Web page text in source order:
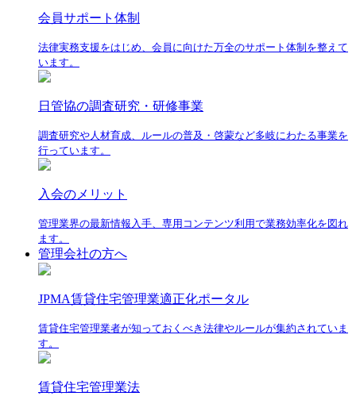
会員サポート体制
法律実務支援をはじめ、会員に向けた万全のサポート体制を整えて
います。
日管協の調査研究・研修事業
調査研究や人材育成、ルールの普及・啓蒙など多岐にわたる事業を
行っています。
入会のメリット
管理業界の最新情報入手、専用コンテンツ利用で業務効率化を図れ
ます。
管理会社の方へ
JPMA賃貸住宅管理業適正化ポータル
賃貸住宅管理業者が知っておくべき法律やルールが集約されていま
す。
賃貸住宅管理業法